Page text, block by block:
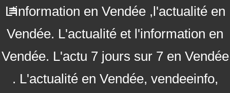
L'information en Vendée ,l'actualité en
Vendée. L'actualité et l'information en
Vendée. L'actu 7 jours sur 7 en Vendée
. L'actualité en Vendée, vendeeinfo,